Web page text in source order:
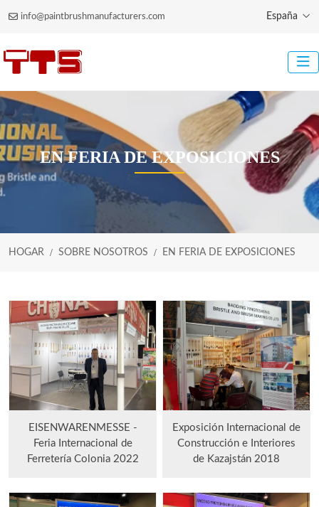
info@paintbrushmanufacturers.com España
EN FERIA DE EXPOSICIONES
HOGAR SOBRE NOSOTROS EN FERIA DE EXPOSICIONES
EISENWARENMESSE -
Feria Internacional de
Ferretería Colonia 2022
Exposición Internacional de
Construcción e Interiores
de Kazajstán 2018